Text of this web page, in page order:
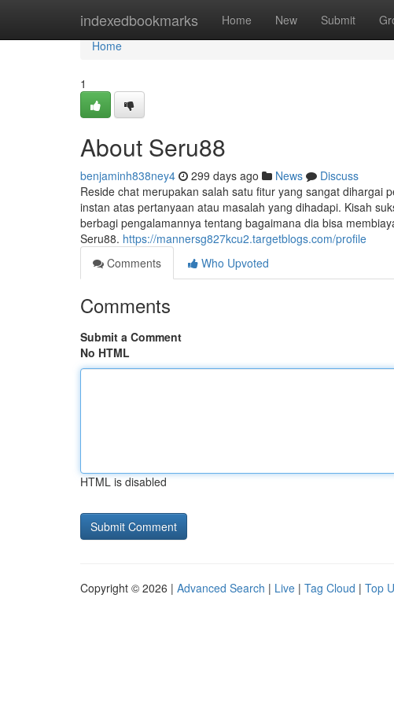
indexedbookmarks Home New Submit
Home
Home
1
About Seru88
benjaminh838ney4 299 days ago News
Discuss
Reside chat merupakan salah satu fitur yang sangat dihargai
instan atas pertanyaan atau masalah yang dihadapi. Kisah
berbagi pengalamannya tentang bagaimana dia bisa
Seru88. https://mannersg827kcu2.targetblogs.com/profile
Comments
Who Upvoted
Comments
Submit a Comment
No HTML
HTML is disabled
Copyright © 2026 | Advanced Search | Live | Tag Cloud | Top